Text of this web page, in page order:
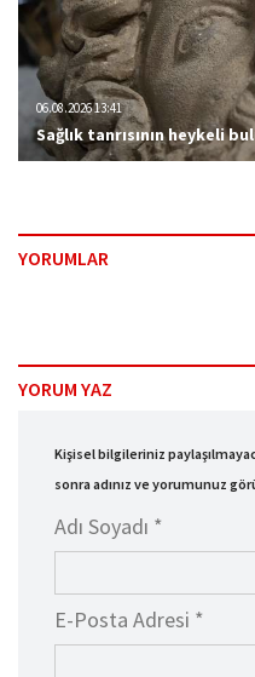
06.08.2026 13:41
Sağlık tanrısının heykeli
YORUMLAR
YORUM YAZ
Kişisel bilgileriniz
sonra adınız ve yorumunuz
Adı Soyadı *
E-Posta Adresi *